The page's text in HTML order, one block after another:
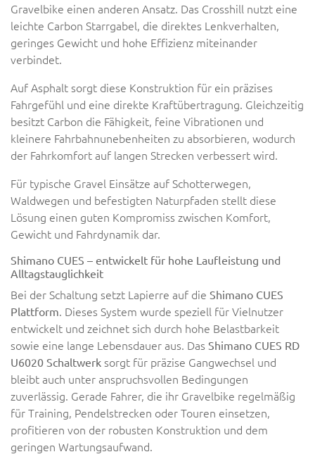
Gravelbike einen anderen Ansatz. Das Crosshill nutzt eine
leichte Carbon Starrgabel, die direktes Lenkverhalten,
geringes Gewicht und hohe Effizienz miteinander
verbindet.
Auf Asphalt sorgt diese Konstruktion für ein präzises
Fahrgefühl und eine direkte Kraftübertragung. Gleichzeitig
besitzt Carbon die Fähigkeit, feine Vibrationen und
kleinere Fahrbahnunebenheiten zu absorbieren, wodurch
der Fahrkomfort auf langen Strecken verbessert wird.
Für typische Gravel Einsätze auf Schotterwegen,
Waldwegen und befestigten Naturpfaden stellt diese
Lösung einen guten Kompromiss zwischen Komfort,
Gewicht und Fahrdynamik dar.
Shimano CUES – entwickelt für hohe Laufleistung und
Alltagstauglichkeit
Bei der Schaltung setzt Lapierre auf die Shimano CUES
Plattform. Dieses System wurde speziell für Vielnutzer
entwickelt und zeichnet sich durch hohe Belastbarkeit
sowie eine lange Lebensdauer aus. Das Shimano CUES RD
U6020 Schaltwerk sorgt für präzise Gangwechsel und
bleibt auch unter anspruchsvollen Bedingungen
zuverlässig. Gerade Fahrer, die ihr Gravelbike regelmäßig
für Training, Pendelstrecken oder Touren einsetzen,
profitieren von der robusten Konstruktion und dem
geringen Wartungsaufwand.